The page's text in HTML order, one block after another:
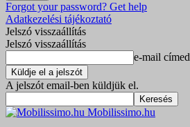
Forgot your password? Get help
Adatkezelési tájékoztató
Jelszó visszaállítás
Jelszó visszaállítás
e-mail címed
A jelszót email-ben küldjük el.
Mobilissimo.hu